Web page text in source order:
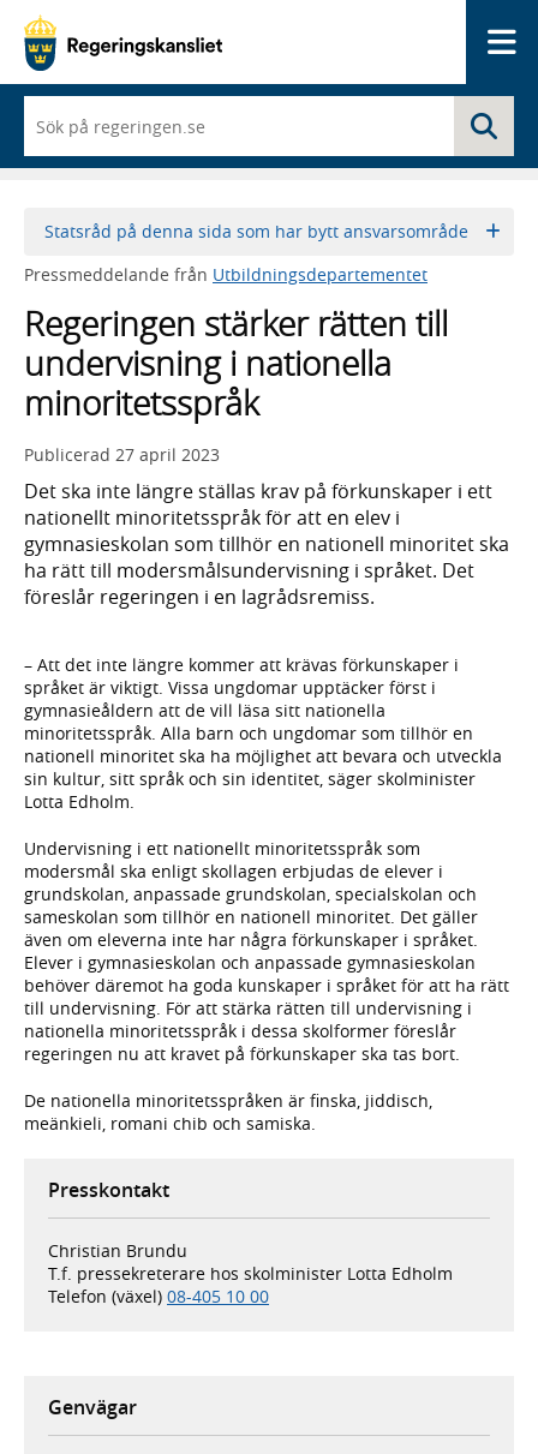
du
börjar
skriva
framträder
lista
med
sökförslag
Statsråd på denna sida som har bytt ansvarsområde
Pressmeddelande från Utbildningsdepartementet
Regeringen stärker rätten till
undervisning i nationella
minoritetsspråk
Publicerad 27 april 2023
Det ska inte längre ställas krav på förkunskaper i ett
nationellt minoritetsspråk för att en elev i
gymnasieskolan som tillhör en nationell minoritet ska
ha rätt till modersmålsundervisning i språket. Det
föreslår regeringen i en lagrådsremiss.
– Att det inte längre kommer att krävas förkunskaper i
språket är viktigt. Vissa ungdomar upptäcker först i
gymnasieåldern att de vill läsa sitt nationella
minoritetsspråk. Alla barn och ungdomar som tillhör en
nationell minoritet ska ha möjlighet att bevara och utveckla
sin kultur, sitt språk och sin identitet, säger skolminister
Lotta Edholm.
Undervisning i ett nationellt minoritetsspråk som
modersmål ska enligt skollagen erbjudas de elever i
grundskolan, anpassade grundskolan, specialskolan och
sameskolan som tillhör en nationell minoritet. Det gäller
även om eleverna inte har några förkunskaper i språket.
Elever i gymnasieskolan och anpassade gymnasieskolan
behöver däremot ha goda kunskaper i språket för att ha rätt
till undervisning. För att stärka rätten till undervisning i
nationella minoritetsspråk i dessa skolformer föreslår
regeringen nu att kravet på förkunskaper ska tas bort.
De nationella minoritetsspråken är finska, jiddisch,
meänkieli, romani chib och samiska.
Presskontakt
Christian Brundu
T.f. pressekreterare hos skolminister Lotta Edholm
Telefon (växel) 08-405 10 00
Genvägar